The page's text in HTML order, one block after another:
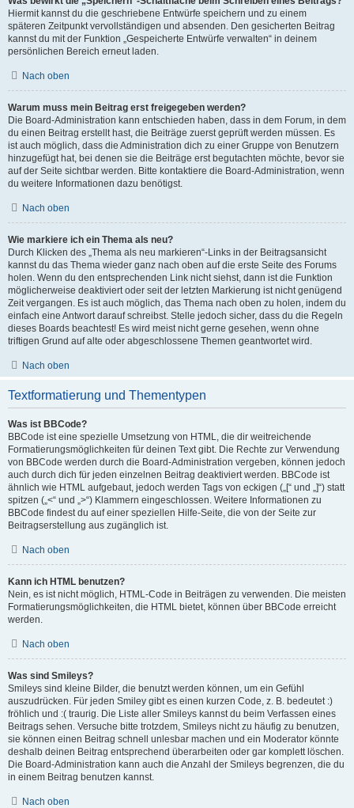
Hiermit kannst du die geschriebene Entwürfe speichern und zu einem
späteren Zeitpunkt vervollständigen und absenden. Den gesicherten Beitrag
kannst du mit der Funktion „Gespeicherte Entwürfe verwalten“ in deinem
persönlichen Bereich erneut laden.
Nach oben
Warum muss mein Beitrag erst freigegeben werden?
Die Board-Administration kann entschieden haben, dass in dem Forum, in dem
du einen Beitrag erstellt hast, die Beiträge zuerst geprüft werden müssen. Es
ist auch möglich, dass die Administration dich zu einer Gruppe von Benutzern
hinzugefügt hat, bei denen sie die Beiträge erst begutachten möchte, bevor sie
auf der Seite sichtbar werden. Bitte kontaktiere die Board-Administration, wenn
du weitere Informationen dazu benötigst.
Nach oben
Wie markiere ich ein Thema als neu?
Durch Klicken des „Thema als neu markieren“-Links in der Beitragsansicht
kannst du das Thema wieder ganz nach oben auf die erste Seite des Forums
holen. Wenn du den entsprechenden Link nicht siehst, dann ist die Funktion
möglicherweise deaktiviert oder seit der letzten Markierung ist nicht genügend
Zeit vergangen. Es ist auch möglich, das Thema nach oben zu holen, indem du
einfach eine Antwort darauf schreibst. Stelle jedoch sicher, dass du die Regeln
dieses Boards beachtest! Es wird meist nicht gerne gesehen, wenn ohne
triftigen Grund auf alte oder abgeschlossene Themen geantwortet wird.
Nach oben
Textformatierung und Thementypen
Was ist BBCode?
BBCode ist eine spezielle Umsetzung von HTML, die dir weitreichende
Formatierungsmöglichkeiten für deinen Text gibt. Die Rechte zur Verwendung
von BBCode werden durch die Board-Administration vergeben, können jedoch
auch durch dich für jeden einzelnen Beitrag deaktiviert werden. BBCode ist
ähnlich wie HTML aufgebaut, jedoch werden Tags von eckigen („[“ und „]“) statt
spitzen („<“ und „>“) Klammern eingeschlossen. Weitere Informationen zu
BBCode findest du auf einer speziellen Hilfe-Seite, die von der Seite zur
Beitragserstellung aus zugänglich ist.
Nach oben
Kann ich HTML benutzen?
Nein, es ist nicht möglich, HTML-Code in Beiträgen zu verwenden. Die meisten
Formatierungsmöglichkeiten, die HTML bietet, können über BBCode erreicht
werden.
Nach oben
Was sind Smileys?
Smileys sind kleine Bilder, die benutzt werden können, um ein Gefühl
auszudrücken. Für jeden Smiley gibt es einen kurzen Code, z. B. bedeutet :)
fröhlich und :( traurig. Die Liste aller Smileys kannst du beim Verfassen eines
Beitrags sehen. Versuche bitte trotzdem, Smileys nicht zu häufig zu benutzen,
sie können einen Beitrag schnell unlesbar machen und ein Moderator könnte
deshalb deinen Beitrag entsprechend überarbeiten oder gar komplett löschen.
Die Board-Administration kann auch die Anzahl der Smileys begrenzen, die du
in einem Beitrag benutzen kannst.
Nach oben